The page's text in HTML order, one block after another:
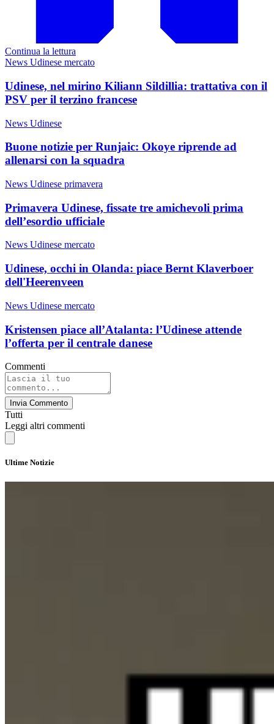
Continua la lettura
News Udinese mercato
Udinese, nel mirino Kiliann Sildillia: trattativa con il
PSV per il terzino francese
News Udinese
Buone notizie per Runjaic: Okoye riprende ad
allenarsi con la squadra
News Udinese primavera
Primavera Udinese, fissate tre amichevoli prima
dell’esordio ufficiale
News Udinese mercato
Udinese, occhi in Olanda: piace Bernt Klaverboer
dell'Heerenveen
News Udinese mercato
Kristensen piace all’Atalanta: l’Udinese attende
l’offerta per il centrale danese
Commenti
Invia Commento
Tutti
Leggi altri commenti
Ultime Notizie